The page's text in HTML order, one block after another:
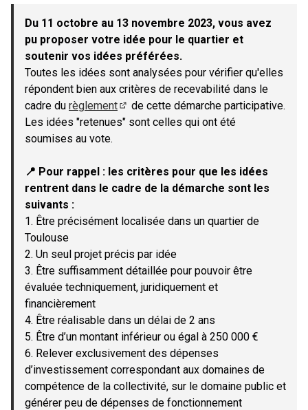
−
Du 11 octobre au 13 novembre 2023, vous avez
pu proposer votre idée pour le quartier et
soutenir vos idées préférées.
Toutes les idées sont analysées pour vérifier qu'elles
répondent bien aux critères de recevabilité dans le
cadre du règlement
(Lien externe)
de cette démarche participative.
Les idées "retenues" sont celles qui ont été
soumises au vote.
📍 Pour rappel : les critères pour que les idées
rentrent dans le cadre de la démarche sont les
suivants :
1. Être précisément localisée dans un quartier de
Toulouse
2. Un seul projet précis par idée
3. Être suffisamment détaillée pour pouvoir être
évaluée techniquement, juridiquement et
financièrement
4. Être réalisable dans un délai de 2 ans
5. Être d’un montant inférieur ou égal à 250 000 €
6. Relever exclusivement des dépenses
d’investissement correspondant aux domaines de
compétence de la collectivité, sur le domaine public et
générer peu de dépenses de fonctionnement